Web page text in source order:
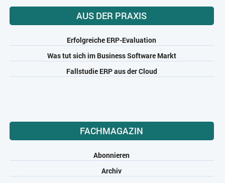
AUS DER PRAXIS
Erfolgreiche ERP-Evaluation
Was tut sich im Business Software Markt
Fallstudie ERP aus der Cloud
FACHMAGAZIN
Abonnieren
Archiv